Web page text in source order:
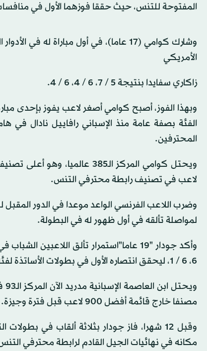
المفتوحة للتنس، حيث حققا فوزهما الأول في منافسات الأساتذة لفئة الـ1000 نقطة، ليصعدا
وشارك كوامي (17 عاما)، في أول مباراة
الأمريكي
زاكاري سفايدا بنتيجة 5 / 7، 6 / 4، 6 / 4.
وبهذا الفوز، أصبح كوامي أصغر لاعب يفوز بإحدى
المحترفين.
لاعب في تصنيف رابطة محترفي التنس.
لمواصلة تألقه في أول ظهور له في البطولة.
6، 6 / 1، ليحقق انتصاره الأول في بطولات الأساتذة لفئة الـ1000 نقطة، ويقترب من دخول قائمة أفضل 100 لاعب لأول مرة.
مصنفا خارج قائمة أفضل 900 لاعب قبل فترة وجيزة.
وقبل 12 شهرا، فاز جودار بثلاثة ألقاب في
مكانه في نهائيات الجيل القادم لرابطة محترفي التنس تحت